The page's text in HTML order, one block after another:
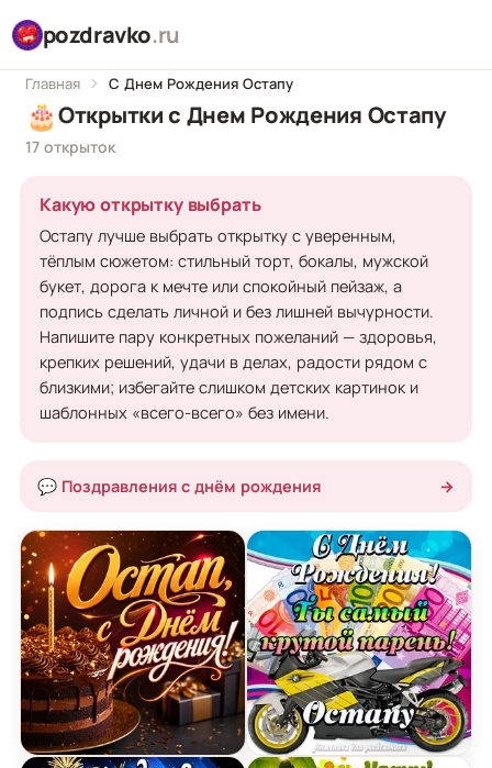
pozdravko.ru
Главная С Днем Рождения Остапу
🎂Открытки с Днем Рождения Остапу
17 открыток
Какую открытку выбрать
Остапу лучше выбрать открытку с уверенным,
тёплым сюжетом: стильный торт, бокалы, мужской
букет, дорога к мечте или спокойный пейзаж, а
подпись сделать личной и без лишней вычурности.
Напишите пару конкретных пожеланий — здоровья,
крепких решений, удачи в делах, радости рядом с
близкими; избегайте слишком детских картинок и
шаблонных «всего-всего» без имени.
💬 Поздравления с днём рождения →
Открытка с Днем Рождения Остапу с
Картинка с Днем